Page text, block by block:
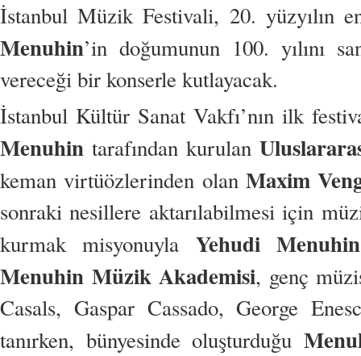
İstanbul Müzik Festivali, 20. yüzyılın
Menuhin’in doğumunun 100. yılını
vereceği bir konserle kutlayacak.
İstanbul Kültür Sanat Vakfı’nın ilk
Menuhin tarafından kurulan
keman virtüözlerinden olan Maxim
sonraki nesillere aktarılabilmesi için
kurmak misyonuyla Yehudi Menuhin
Menuhin Müzik Akademisi, genç
Casals, Gaspar Cassado, George
tanırken, bünyesinde oluşturduğu